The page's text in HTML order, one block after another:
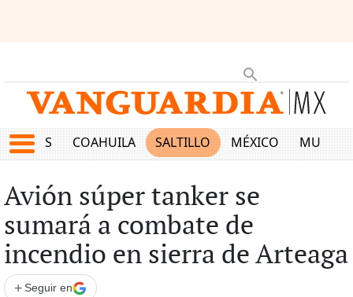
JUEGOS COAHUILA SALTILLO MÉXICO MUNDO
Avión súper tanker se
sumará a combate de
incendio en sierra de Arteaga
+ Seguir en